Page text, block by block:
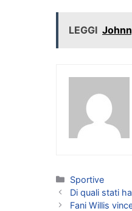
LEGGI
Categorie
Sportive
Di quali stati
Fani Willis